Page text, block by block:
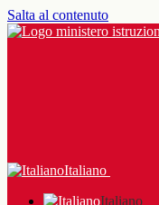
Salta al contenuto
Italiano
Italiano